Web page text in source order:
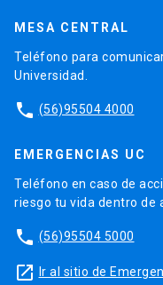
MESA CENTRAL
Teléfono para
Universidad.
phone (56)95504 4000
EMERGENCIAS UC
Teléfono en caso de
riesgo tu vida dentro de
phone (56)95504 5000
launch Ir al sitio de